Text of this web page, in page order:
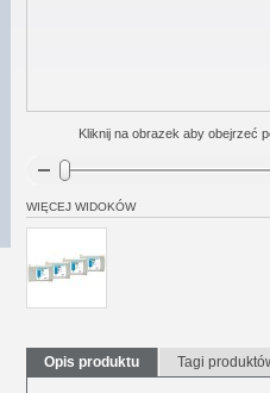
Kliknij na obrazek aby obejrzeć
WIĘCEJ WIDOKÓW
Opis produktu Tagi